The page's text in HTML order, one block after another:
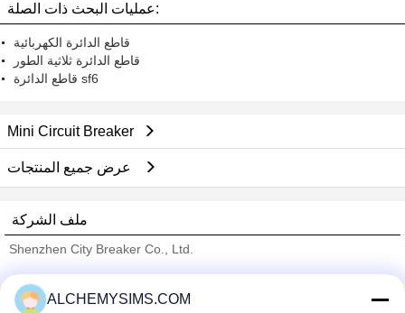
عمليات البحث ذات الصلة:
قاطع الدائرة الكهربائية
قاطع الدائرة ثلاثية الطور
قاطع الدائرة sf6
Mini Circuit Breaker
ملف الشركة
Shenzhen City Breaker Co., Ltd.
Trust Seal
Verified Suplier
ALCHEMYSIMS.COM